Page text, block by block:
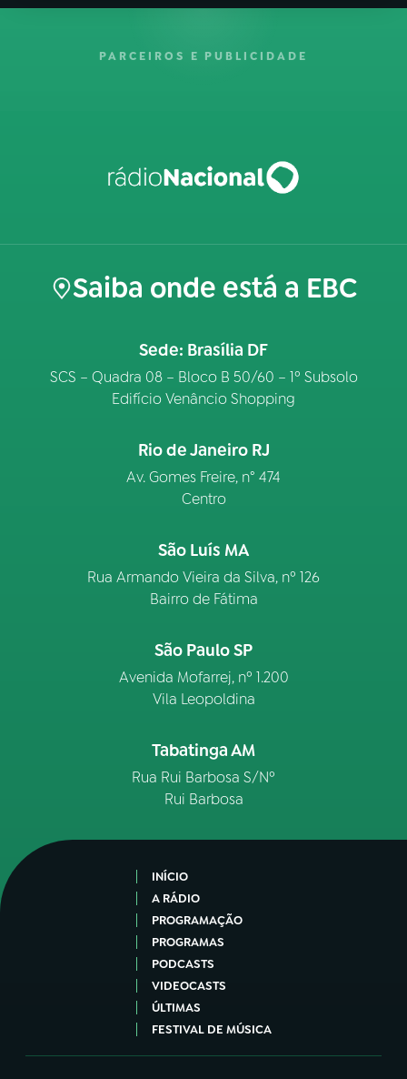
PARCEIROS E PUBLICIDADE
Saiba onde está a EBC
Sede: Brasília DF
SCS – Quadra 08 – Bloco B 50/60 – 1º Subsolo
Edifício Venâncio Shopping
Rio de Janeiro RJ
Av. Gomes Freire, n° 474
Centro
São Luís MA
Rua Armando Vieira da Silva, nº 126
Bairro de Fátima
São Paulo SP
Avenida Mofarrej, nº 1.200
Vila Leopoldina
Tabatinga AM
Rua Rui Barbosa S/Nº
Rui Barbosa
INÍCIO
A RÁDIO
PROGRAMAÇÃO
PROGRAMAS
PODCASTS
VIDEOCASTS
ÚLTIMAS
FESTIVAL DE MÚSICA